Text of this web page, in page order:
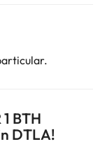
y Museo de
(Aeropuerto
están sujetas a
En este
de soltero o
BTH
DTLA!